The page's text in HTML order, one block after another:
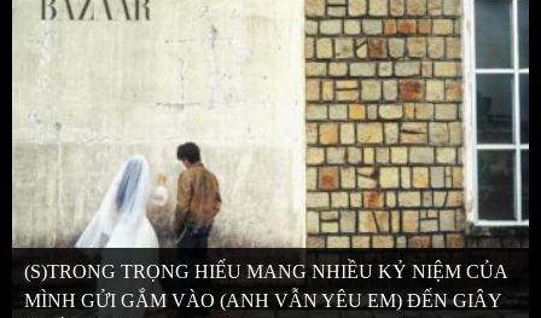
(S)TRONG TRỌNG HIẾU MANG NHIỀU KỶ NIỆM CỦA
MÌNH GỬI GẮM VÀO (ANH VẪN YÊU EM) ĐẾN GIÂY